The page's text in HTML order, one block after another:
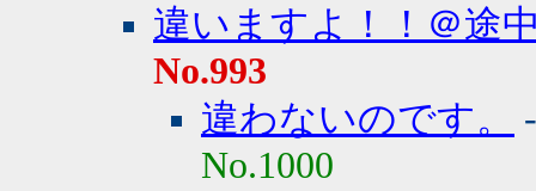
違いますよ！！＠途
No.993
違わないのです。
No.1000